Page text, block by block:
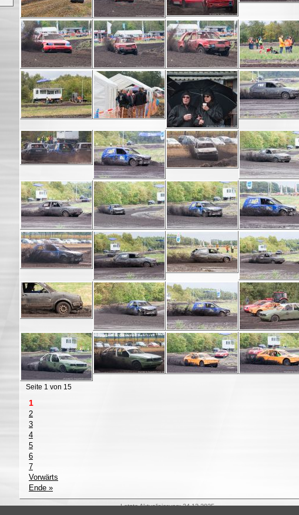
Seite 1 von 15
1
2
3
4
5
6
7
Vorwärts
Ende »
Letzte Aktualisierung: 24.12.2025